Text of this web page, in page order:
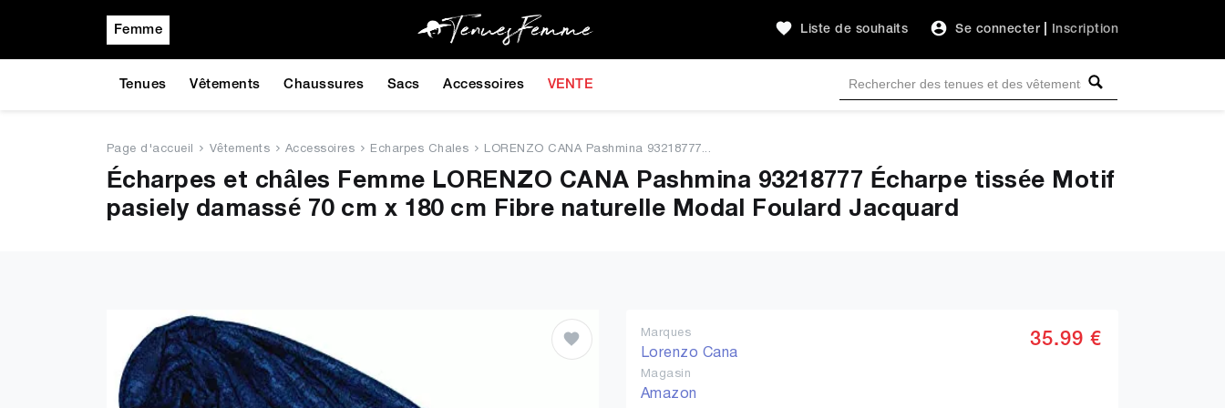
Femme Liste de souhaits Se connecter Inscription
Tenues Vêtements Chaussures Sacs Accessoires VENTE
Page d'accueil Vêtements Accessoires Echarpes Chales LORENZO CANA Pashmina 93218777...
Écharpes et châles Femme LORENZO CANA Pashmina 93218777 Écharpe tissée Motif
pasiely damassé 70 cm x 180 cm Fibre naturelle Modal Foulard Jacquard
Marques
Lorenzo Cana
Magasin
Amazon
35.99 €